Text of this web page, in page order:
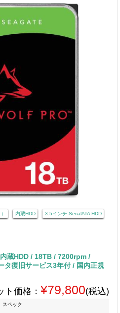
内蔵HDD 3.5インチ SerialATA HDD
蔵HDD / 18TB / 7200rpm /
復旧サービス3年付 / 国内正規
ト価格： ¥79,800(税込)
スペック